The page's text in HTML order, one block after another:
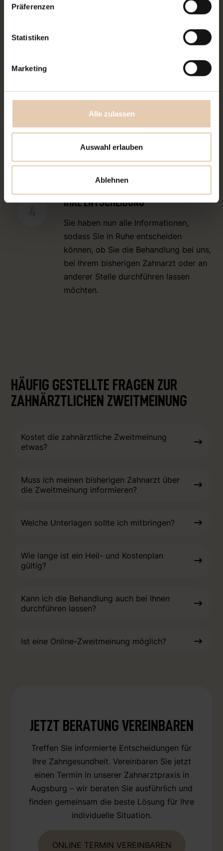
Präferenzen
Statistiken
Marketing
Alle zulassen
Auswahl erlauben
Ablehnen
gründliche Untersuchung durch und
verständlich zu erläutern, mögliche
und Ihre Fragen zu beantworten. Sie
erhalten eine realistische Einschätzung
der zu erwartenden Kosten –
transparent aufgeschlüsselt und
IHRE ENTSCHEIDUNG
Sie haben nun alle Informationen,
sodass Sie in Ruhe entscheiden
können, ob Sie die Behandlung bei uns,
bei Ihrem bisherigen Zahnarzt oder an
anderer Stelle durchführen lassen
möchten.
HÄUFIG GESTELLTE FRAGEN ZUR
ZAHNÄRZTLICHEN ZWEITMEINUNG
Kostet die zahnärztliche Zweitmeinung
etwas?
Muss ich meinen bisherigen Zahnarzt über
die Zweitmeinung informieren?
Welche Unterlagen sollte ich mitbringen?
Wie lange ist ein Heil- und Kostenplan
gültig?
Kann ich die Behandlung auch bei Ihnen
durchführen lassen?
Ist eine Online-Zweitmeinung möglich?
JETZT BERATUNG VEREINBAREN
Treffen Sie informierte Entscheidungen für
Ihre Zahngesundheit. Vereinbaren Sie jetzt
einen Termin in unserer Zahnarztpraxis in
Augsburg – wir beraten Sie ausführlich und
finden gemeinsam die beste Lösung für Ihre
individuelle Situation.
ONLINE TERMIN VEREINBAREN